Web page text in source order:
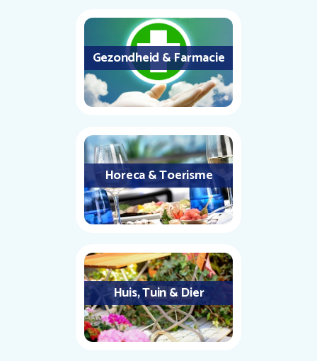
Gezondheid & Farmacie
Horeca & Toerisme
Huis, Tuin & Dier